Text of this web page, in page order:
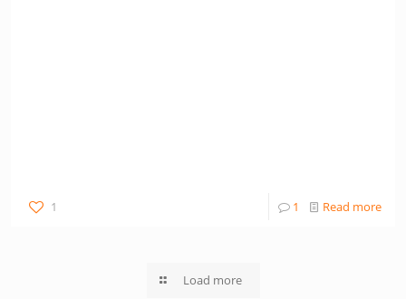
1 1 Read more
Load more